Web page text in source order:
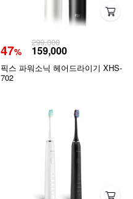
47%
299,000
159,000
픽스 파워소닉 헤어드라이기 XHS-
702